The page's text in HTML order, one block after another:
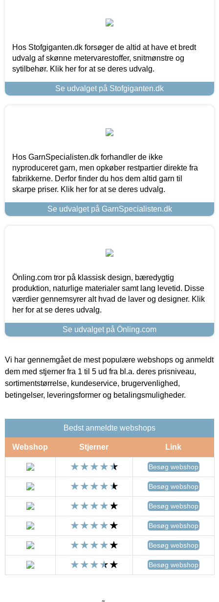
Hos Stofgiganten.dk forsøger de altid at have et bredt
udvalg af skønne metervarestoffer, snitmønstre og
sytilbehør. Klik her for at se deres udvalg.
Se udvalget på Stofgiganten.dk
Hos GarnSpecialisten.dk forhandler de ikke
nyproduceret garn, men opkøber restpartier direkte fra
fabrikkerne. Derfor finder du hos dem altid garn til
skarpe priser. Klik her for at se deres udvalg.
Se udvalget på GarnSpecialisten.dk
Önling.com tror på klassisk design, bæredygtig
produktion, naturlige materialer samt lang levetid. Disse
værdier gennemsyrer alt hvad de laver og designer. Klik
her for at se deres udvalg.
Se udvalget på Önling.com
Vi har gennemgået de mest populære webshops og anmeldt
dem med stjerner fra 1 til 5 ud fra bl.a. deres prisniveau,
sortimentstørrelse, kundeservice, brugervenlighed,
betingelser, leveringsformer og betalingsmuligheder.
Bedst anmeldte webshops
Webshop Stjerner Link
Besøg webshop
Besøg webshop
Besøg webshop
Besøg webshop
Besøg webshop
Besøg webshop